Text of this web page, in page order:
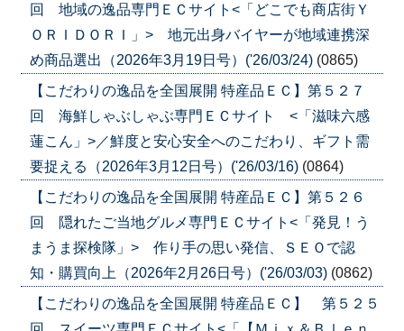
回 地域の逸品専門ＥＣサイト<「どこでも商店街Ｙ
ＯＲＩＤＯＲＩ」> 地元出身バイヤーが地域連携深
め商品選出（2026年3月19日号）('26/03/24) (0865)
【こだわりの逸品を全国展開 特産品ＥＣ】第５２７
回 海鮮しゃぶしゃぶ専門ＥＣサイト <「滋味六感
蓮こん」>／鮮度と安心安全へのこだわり、ギフト需
要捉える（2026年3月12日号）('26/03/16) (0864)
【こだわりの逸品を全国展開 特産品ＥＣ】第５２６
回 隠れたご当地グルメ専門ＥＣサイト<「発見！う
まうま探検隊」> 作り手の思い発信、ＳＥＯで認
知・購買向上（2026年2月26日号）('26/03/03) (0862)
【こだわりの逸品を全国展開 特産品ＥＣ】 第５２５